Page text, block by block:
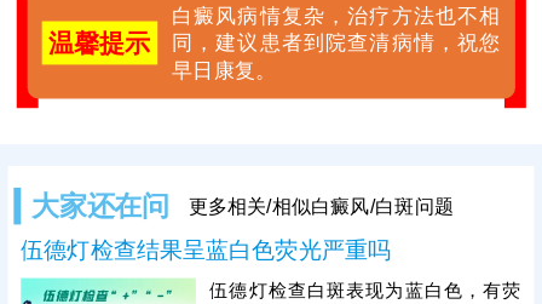
温馨提示
白癜风病情复杂，治疗方法也不相
同，建议患者到院查清病情，祝您
早日康复。
大家还在问 更多相关/相似白癜风/白斑问题
伍德灯检查结果呈蓝白色荧光严重吗
伍德灯检查白斑表现为蓝白色，有荧